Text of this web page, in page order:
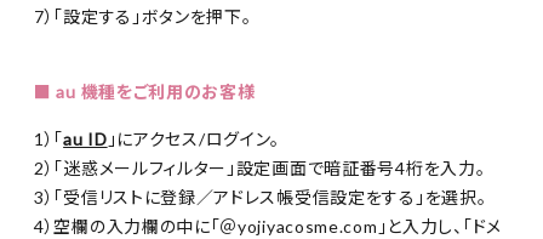
7）「設定する」ボタンを押下。
■ au 機種をご利用のお客様
1）「au ID 」にアクセス/ログイン。
2）「迷惑メールフィルター」設定画面で暗証番号4桁を入力。
3）「受信リストに登録／アドレス帳受信設定をする」を選択。
4）空欄の入力欄の中に「＠yojiyacosme.com」と入力し、「ドメ